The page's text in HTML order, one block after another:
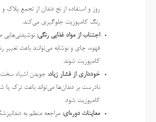
روز و استفاده از نخ دندان از تجمع پلاک و
رنگ کامپوزیت جلوگیری می‌کند.
اجتناب از مواد غذایی رنگی: نوشیدنی‌هایی
قهوه، چای و نوشابه می‌توانند باعث تغییر
کامپوزیت شوند.
خودداری از فشار زیاد: جویدن اشیاء سخت
نادرست بر دندان‌ها می‌تواند باعث ترک یا
کامپوزیت شود.
معاینات دوره‌ای: مراجعه منظم به